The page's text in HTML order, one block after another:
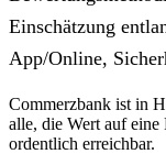
Einschätzung
App/Online,
Commerzbank ist in
alle, die Wert auf
ordentlich erreichbar.